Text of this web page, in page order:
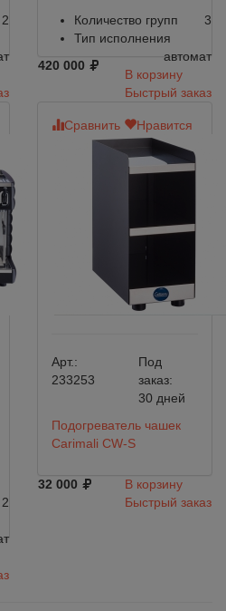
2
Количество групп
3
Тип исполнения
автомат
420 000
В корзину
Быстрый заказ
2
Сравнить Нравится
Арт.:
233253
Под
заказ:
30 дней
Подогреватель чашек
Carimali CW-S
32 000
В корзину
Быстрый заказ